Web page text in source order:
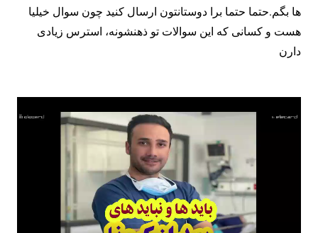
ها بگم.حتما حتما برا دوستانتون ارسال کنید چون سوال خیلیا
هست و کسانی که این سوالات تو ذهنشونه، استرس زیادی
دارن